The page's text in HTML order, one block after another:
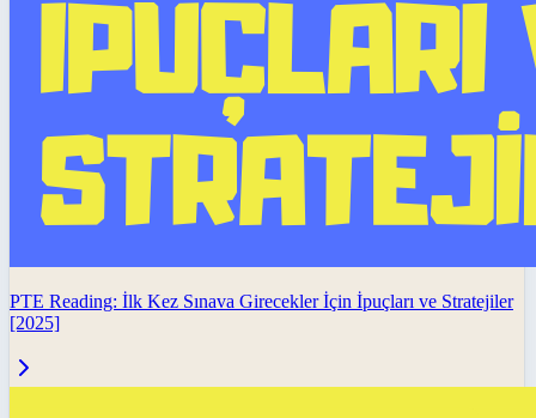
PTE Reading: İlk Kez Sınava Girecekler İçin İpuçları ve Stratejiler
[2025]